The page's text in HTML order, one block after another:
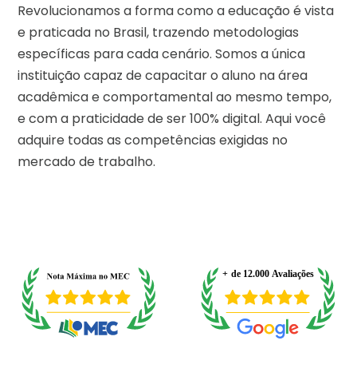
Revolucionamos a forma como a educação é vista
e praticada no Brasil, trazendo metodologias
específicas para cada cenário. Somos a única
instituição capaz de capacitar o aluno na área
acadêmica e comportamental ao mesmo tempo,
e com a praticidade de ser 100% digital. Aqui você
adquire todas as competências exigidas no
mercado de trabalho.